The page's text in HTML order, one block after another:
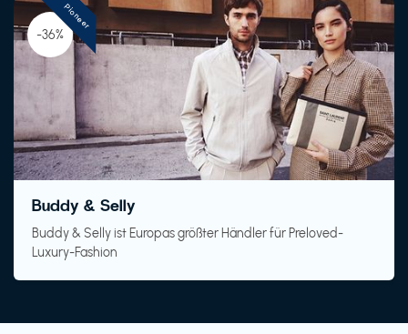
-36%
Buddy & Selly
Buddy & Selly ist Europas größter Händler für Preloved-
Luxury-Fashion
Pioneer